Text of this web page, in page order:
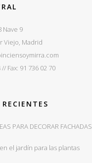
Nave 9
Viejo, Madrid
Fax: 91 736 02 70
PARA DECORAR FACHADAS
el jardín para las plantas